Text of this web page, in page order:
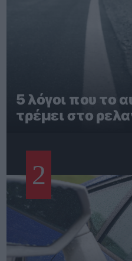
5 λόγοι που το
τρέμει στο
2